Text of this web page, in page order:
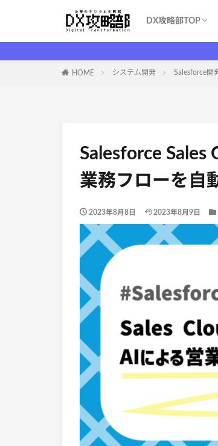
DX攻略部TOP
HOME システム開発 Salesforce開
Salesforce Sales
業務フローを自
2023年8月8日 2023年8月9日